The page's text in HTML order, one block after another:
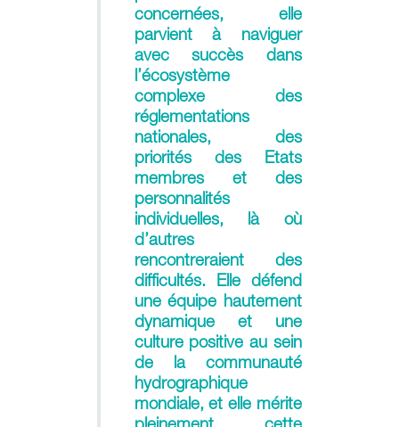
concernées, elle
parvient à naviguer
avec succès dans
l’écosystème
complexe des
réglementations
nationales, des
priorités des Etats
membres et des
personnalités
individuelles, là où
d’autres
rencontreraient des
difficultés. Elle défend
une équipe hautement
dynamique et une
culture positive au sein
de la communauté
hydrographique
mondiale, et elle mérite
pleinement cette